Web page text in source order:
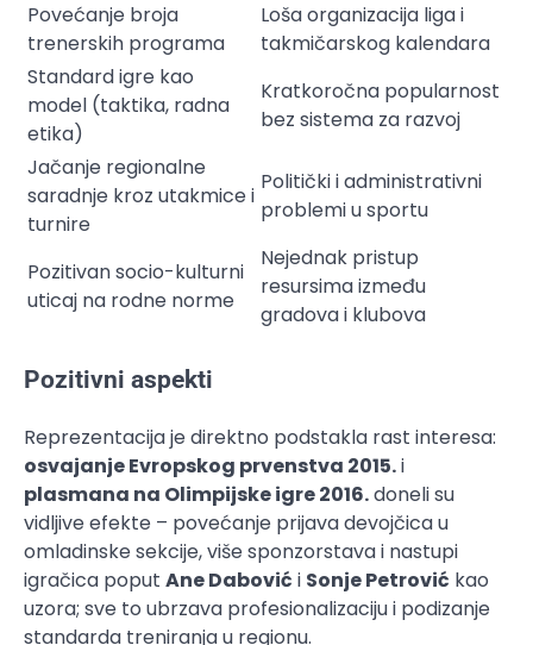
Povećanje broja
trenerskih programa
Loša organizacija liga i
takmičarskog kalendara
Standard igre kao
model (taktika, radna
etika)
Kratkoročna popularnost
bez sistema za razvoj
Jačanje regionalne
saradnje kroz utakmice i
turnire
Politički i administrativni
problemi u sportu
Pozitivan socio-kulturni
uticaj na rodne norme
Nejednak pristup
resursima između
gradova i klubova
Pozitivni aspekti
Reprezentacija je direktno podstakla rast interesa:
osvajanje Evropskog prvenstva 2015.i
plasmana na Olimpijske igre 2016.doneli su
vidljive efekte – povećanje prijava devojčica u
omladinske sekcije, više sponzorstava i nastupi
igračica poput Ane Dabović i Sonje Petrović kao
uzora; sve to ubrzava profesionalizaciju i podizanje
standarda treniranja u regionu.